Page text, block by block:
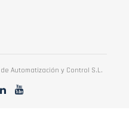
Automatización y Control S.L.